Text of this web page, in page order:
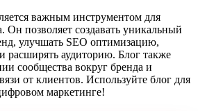
важным инструментом для
Он позволяет создавать уникальный
улучшать SEO оптимизацию,
расширять аудиторию. Блог также
сообщества вокруг бренда и
от клиентов. Используйте блог для
маркетинге!